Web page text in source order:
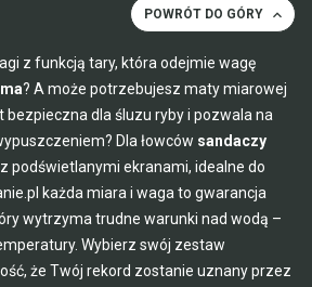
POWRÓT DO GÓRY 
z funkcją tary, która odejmie wagę
? A może potrzebujesz maty miarowej
bezpieczna dla śluzu ryby i pozwala na
Dla łowców sandaczy
podświetlanymi ekranami, idealne do
każda miara i waga to gwarancja
wytrzyma trudne warunki nad wodą –
Wybierz swój zestaw
że Twój rekord zostanie uznany przez